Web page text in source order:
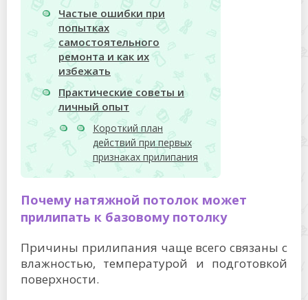
Частые ошибки при
попытках
самостоятельного
ремонта и как их
избежать
Практические советы и
личный опыт
Короткий план
действий при первых
признаках прилипания
Почему натяжной потолок может
прилипать к базовому потолку
Причины прилипания чаще всего связаны с
влажностью, температурой и подготовкой
поверхности.